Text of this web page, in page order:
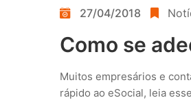
27/04/2018
Como se
Muitos empresários e
rápido ao eSocial, leia